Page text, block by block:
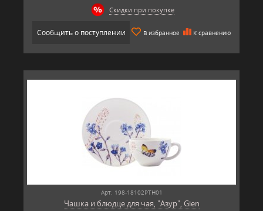
Скидки при покупке
Сообщить о поступлении В избранное К сравнению
Арт: 198-18102PTH01
Чашка и блюдце для чая, "Азур", Gien